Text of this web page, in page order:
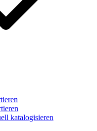
katalogisieren